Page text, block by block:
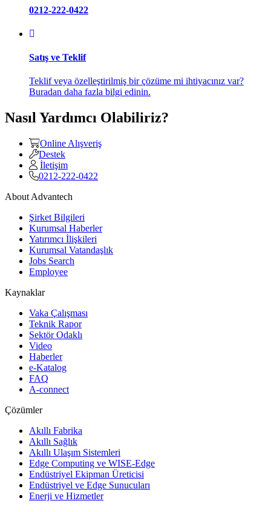
0212-222-0422
Satış ve Teklif
Teklif veya özelleştirilmiş bir çözüme mi ihtiyacınız var?
Buradan daha fazla bilgi edinin.
Nasıl Yardımcı Olabiliriz?
Online Alışveriş
Destek
İletişim
0212-222-0422
About Advantech
Şirket Bilgileri
Kurumsal Haberler
Yatırımcı İlişkileri
Kurumsal Vatandaşlık
Jobs Search
Employee
Kaynaklar
Vaka Çalışması
Teknik Rapor
Sektör Odaklı
Video
Haberler
e-Katalog
FAQ
A-connect
Çözümler
Akıllı Fabrika
Akıllı Sağlık
Akıllı Ulaşım Sistemleri
Edge Computing ve WISE-Edge
Endüstriyel Ekipman Üreticisi
Endüstriyel ve Edge Sunucuları
Enerji ve Hizmetler